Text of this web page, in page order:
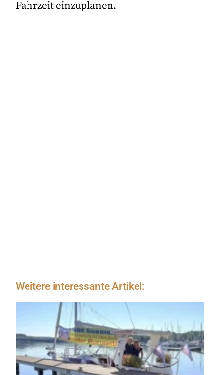
Fahrzeit einzuplanen.
Weitere interessante Artikel: